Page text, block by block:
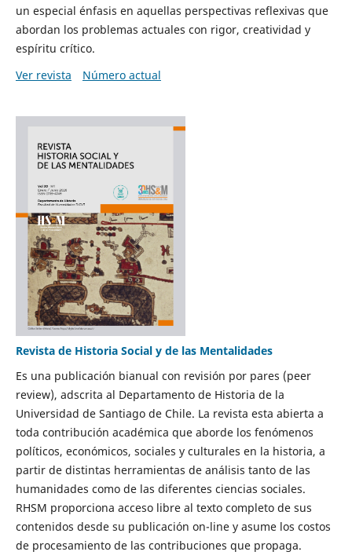
un especial énfasis en aquellas perspectivas reflexivas que
abordan los problemas actuales con rigor, creatividad y
espíritu crítico.
Ver revista
Número actual
Revista de Historia Social y de las Mentalidades
Es una publicación bianual con revisión por pares (peer
review), adscrita al Departamento de Historia de la
Universidad de Santiago de Chile. La revista esta abierta a
toda contribución académica que aborde los fenómenos
políticos, económicos, sociales y culturales en la historia, a
partir de distintas herramientas de análisis tanto de las
humanidades como de las diferentes ciencias sociales.
RHSM proporciona acceso libre al texto completo de sus
contenidos desde su publicación on-line y asume los costos
de procesamiento de las contribuciones que propaga.